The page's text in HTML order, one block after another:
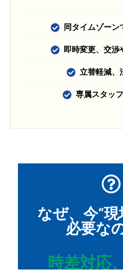
同タイムゾーン
即時変更、交渉
立替軽減、
専属スタッ
なぜ、今“
必要な
時差対応